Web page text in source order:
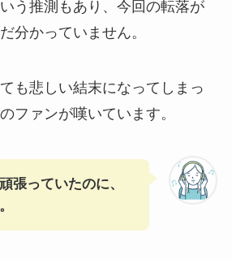
う推測もあり、今回の転落が
分かっていません。
も悲しい結末になってしまっ
ファンが嘆いています。
張っていたのに、